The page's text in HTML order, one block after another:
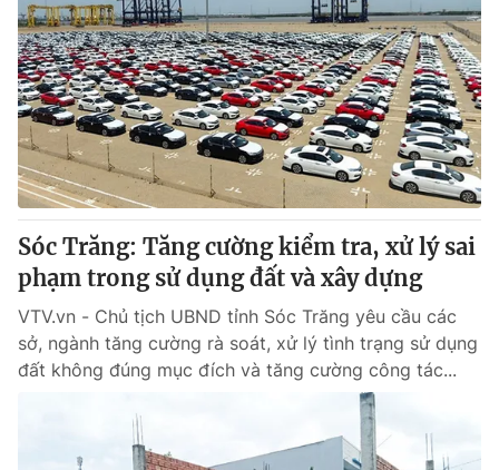
Sóc Trăng: Tăng cường kiểm tra, xử lý sai
phạm trong sử dụng đất và xây dựng
VTV.vn - Chủ tịch UBND tỉnh Sóc Trăng yêu cầu các
sở, ngành tăng cường rà soát, xử lý tình trạng sử dụng
đất không đúng mục đích và tăng cường công tác...